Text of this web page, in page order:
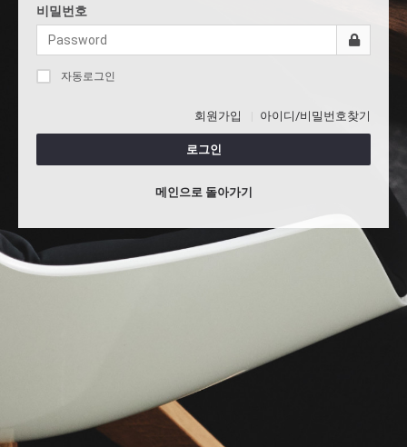
비밀번호
자동로그인
회원가입 아이디/비밀번호찾기
로그인
메인으로 돌아가기